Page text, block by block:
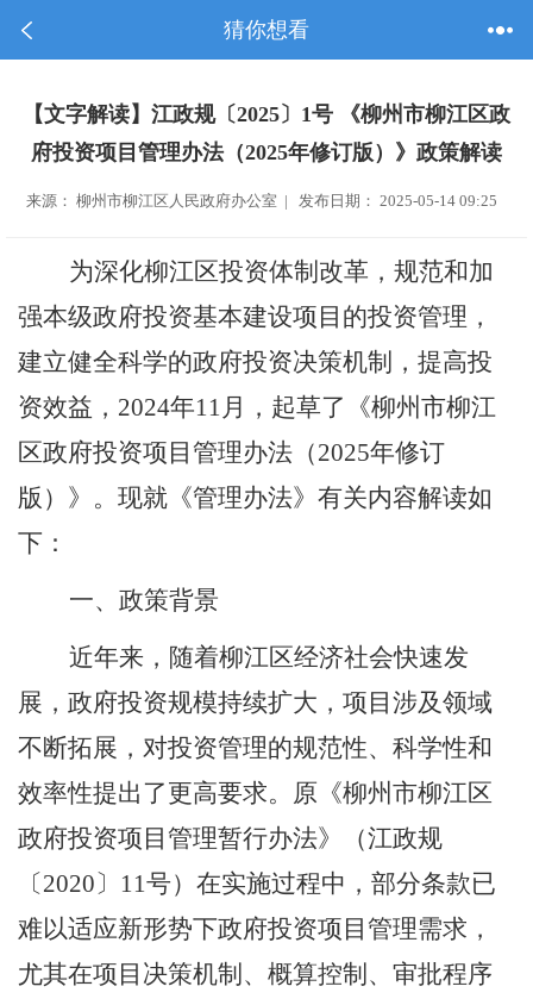
猜你想看
【文字解读】江政规〔2025〕1号 《柳州市柳江区政
府投资项目管理办法（2025年修订版）》政策解读
来源： 柳州市柳江区人民政府办公室 | 发布日期： 2025-05-14 09:25
为深化柳江区投资体制改革，规范和加
强本级政府投资基本建设项目的投资管理，
建立健全科学的政府投资决策机制，提高投
资效益， 2024年11月 ， 起草了
《柳州市柳江
区政府投资项目管理办法 （2025年修订
版） 》。现就 《管理办法》有关内容解读如
下：
一、 政策背景
近年来，随着柳江区经济社会快速发
展，政府投资规模持续扩大，项目涉及领域
不断拓展，对投资管理的规范性、科学性和
效率性提出了更高要求。原《柳州市柳江区
政府投资项目管理暂行办法》（江政规
〔2020〕 11号）在实施过程中，部分条款已
难以适应新形势下政府投资项目管理需求，
尤其在项目决策机制、概算控制、审批程序